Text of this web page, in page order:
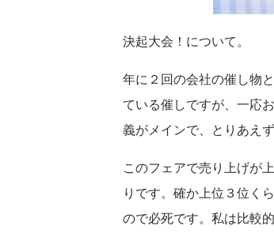
決起大会！について。
年に２回の会社の催し物
ている催しですが、一応
義がメインで、とりあえ
このフェアで売り上げが
りです。確か上位３位く
ので必死です。私は比較